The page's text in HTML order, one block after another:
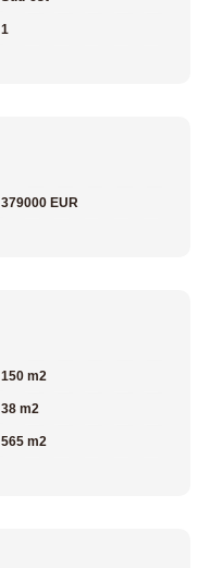
1
379000 EUR
150 m2
38 m2
565 m2